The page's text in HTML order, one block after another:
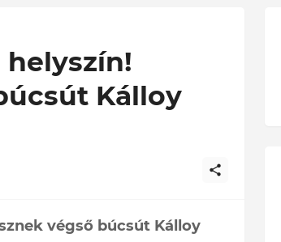
helyszín!
Kálloy
végső búcsút Kálloy